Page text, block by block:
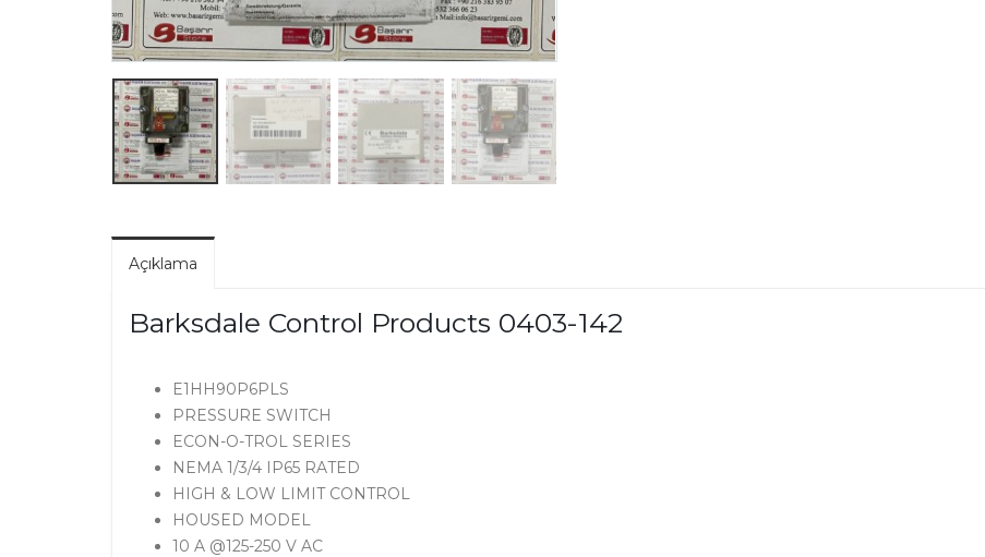
Açıklama
Barksdale Control Products 0403-142
E1HH90P6PLS
PRESSURE SWITCH
ECON-O-TROL SERIES
NEMA 1/3/4 IP65 RATED
HIGH & LOW LIMIT CONTROL
HOUSED MODEL
10 A @125-250 V AC